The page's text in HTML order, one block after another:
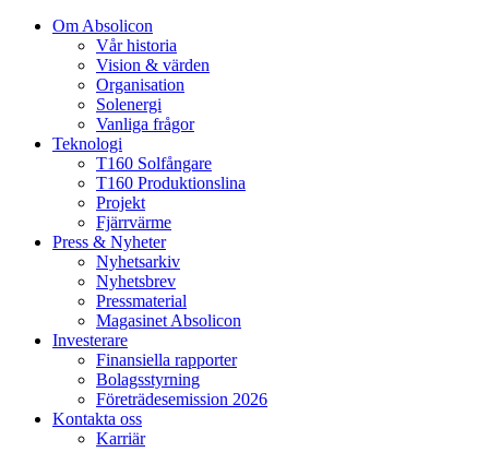
Om Absolicon
Vår historia
Vision & värden
Organisation
Solenergi
Vanliga frågor
Teknologi
T160 Solfångare
T160 Produktionslina
Projekt
Fjärrvärme
Press & Nyheter
Nyhetsarkiv
Nyhetsbrev
Pressmaterial
Magasinet Absolicon
Investerare
Finansiella rapporter
Bolagsstyrning
Företrädesemission 2026
Kontakta oss
Karriär